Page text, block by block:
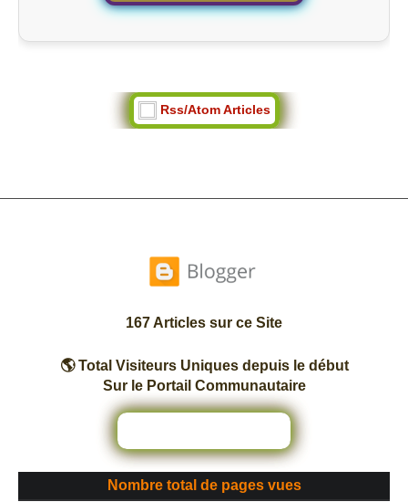
Rss/Atom Articles
167 Articles sur ce Site
🌎 Total Visiteurs Uniques depuis le début
Sur le Portail Communautaire
Nombre total de pages vues